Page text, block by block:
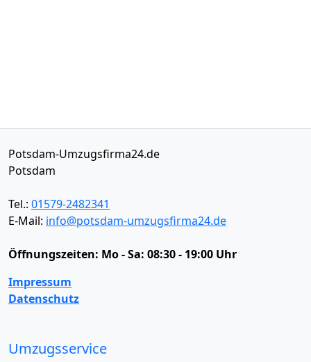
Potsdam-Umzugsfirma24.de
Potsdam
Tel.: 01579-2482341
E-Mail: info@potsdam-umzugsfirma24.de
Öffnungszeiten: Mo - Sa: 08:30 - 19:00 Uhr
Impressum
Datenschutz
Umzugsservice